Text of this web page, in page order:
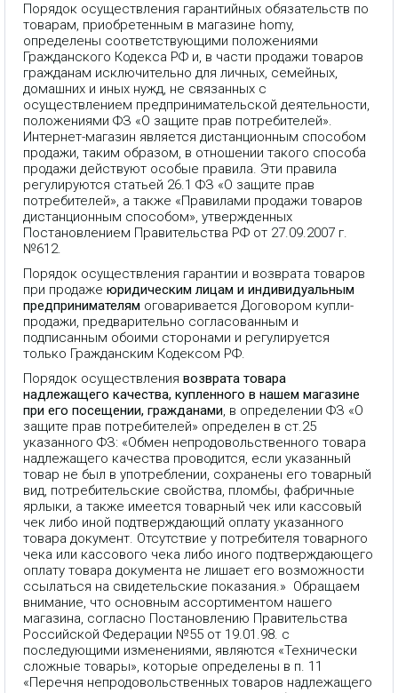
Порядок осуществления гарантийных обязательств по
товарам, приобретенным в магазине homy,
определены соответствующими положениями
Гражданского Кодекса РФ и, в части продажи товаров
гражданам исключительно для личных, семейных,
домашних и иных нужд, не связанных с
осуществлением предпринимательской деятельности,
положениями ФЗ «О защите прав потребителей».
Интернет-магазин является дистанционным способом
продажи, таким образом, в отношении такого способа
продажи действуют особые правила. Эти правила
регулируются статьей 26.1 ФЗ «О защите прав
потребителей», а также «Правилами продажи товаров
дистанционным способом», утвержденных
Постановлением Правительства РФ от 27.09.2007 г.
№612.
Порядок осуществления гарантии и возврата товаров
при продаже юридическим лицам и индивидуальным
предпринимателям оговаривается Договором купли-
продажи, предварительно согласованным и
подписанным обоими сторонами и регулируется
только Гражданским Кодексом РФ.
Порядок осуществления возврата товара
надлежащего качества, купленного в нашем магазине
при его посещении, гражданами, в определении ФЗ «О
защите прав потребителей» определен в ст.25
указанного ФЗ: «Обмен непродовольственного товара
надлежащего качества проводится, если указанный
товар не был в употреблении, сохранены его товарный
вид, потребительские свойства, пломбы, фабричные
ярлыки, а также имеется товарный чек или кассовый
чек либо иной подтверждающий оплату указанного
товара документ. Отсутствие у потребителя товарного
чека или кассового чека либо иного подтверждающего
оплату товара документа не лишает его возможности
ссылаться на свидетельские показания.» Обращаем
внимание, что основным ассортиментом нашего
магазина, согласно Постановлению Правительства
Российской Федерации №55 от 19.01.98. с
последующими изменениями, являются «Технически
сложные товары», которые определены в п. 11
«Перечня непродовольственных товаров надлежащего